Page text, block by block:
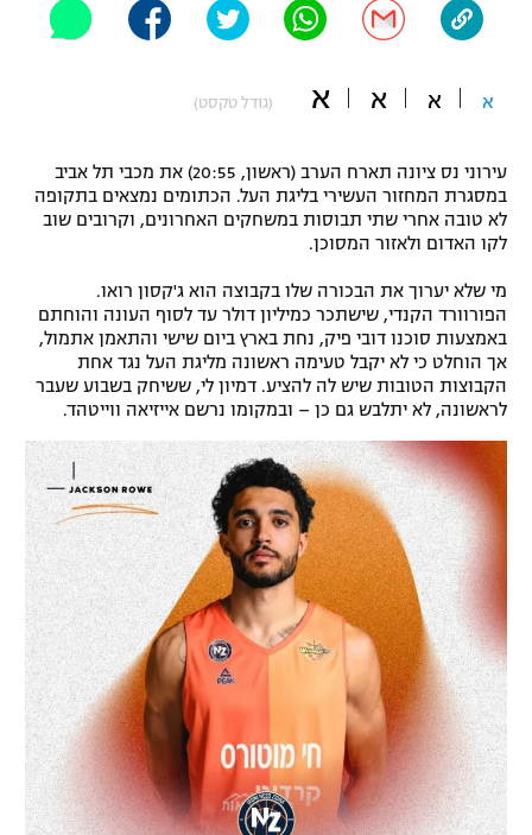
"מחצית בשכונה" – פודקאסט
משתתפים וזוכים בפרסים
תקנון משתתפים וזוכים בפרסים
תקנון עבור פעילות אלקטרה
תקנון עבור פעילות ספורט 1 – "מרלן"
טניס
תנאי שימוש
מדיניות פרטיות
תקנון פעילות ספורט 1
רשיון להקרנה פומבית לבית עסק
הצטרפות לחבילת הערוצים
לוח דרושים – ג'ובנט
תגיות
המגזין
ספורט מוטורי
כדורמים
פוטבול אמריקאי NFL
ספורט אתגרי ואקסטרים
אומנויות לחימה
גיימינג E-Sports
א א א א (גודל טקסט)
עירוני נס ציונה תארח הערב (ראשון, 20:55) את מכבי תל אביב
במסגרת המחזור העשירי בליגת העל. הכתומים נמצאים בתקופה
לא טובה אחרי שתי תבוסות במשחקים האחרונים, וקרובים שוב
לקו האדום ולאזור המסוכן.
מי שלא יערוך את הבכורה שלו בקבוצה הוא ג'קסון רואו.
הפורוורד הקנדי, שישתכר כמיליון דולר עד לסוף העונה והוחתם
באמצעות סוכנו דובי פיק, נחת בארץ ביום שישי והתאמן אתמול,
אך הוחלט כי לא יקבל טעימה ראשונה מליגת העל נגד אחת
הקבוצות הטובות שיש לה להציע. דמיון לי, ששיחק בשבוע שעבר
לראשונה, לא יתלבש גם כן – ובמקומו נרשם אייזיאה ווייטהד.